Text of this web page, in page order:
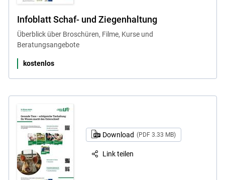
Infoblatt Schaf- und Ziegenhaltung
Überblick über Broschüren, Filme, Kurse und
Beratungsangebote
kostenlos
Download (PDF 3.33 MB)
Link teilen